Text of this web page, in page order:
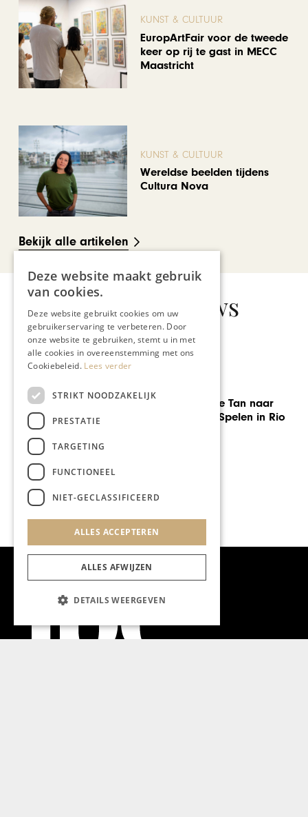
KUNST & CULTUUR
EuropArtFair voor de tweede
keer op rij te gast in MECC
Maastricht
KUNST & CULTUUR
Wereldse beelden tijdens
Cultura Nova
Bekijk alle artikelen
Gerelateerd nieuws
Yuhan en Lianne Tan naar
de Olympische Spelen in Rio
Deze website maakt gebruik
van cookies.
Deze website gebruikt cookies om uw
gebruikerservaring te verbeteren. Door
onze website te gebruiken, stemt u in met
alle cookies in overeenstemming met ons
Cookiebeleid. Lees verder
STRIKT NOODZAKELIJK
PRESTATIE
TARGETING
FUNCTIONEEL
NIET-GECLASSIFICEERD
ALLES ACCEPTEREN
ALLES AFWIJZEN
DETAILS WEERGEVEN